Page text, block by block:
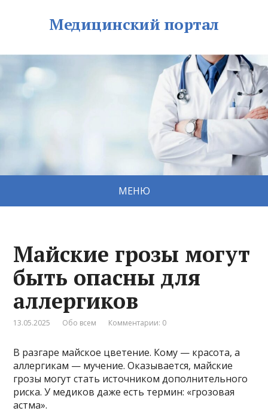
Медицинский портал
МЕНЮ
Майские грозы могут
быть опасны для
аллергиков
13.05.2025 Обо всем Комментарии: 0
В разгаре майское цветение. Кому — красота, а
аллергикам — мучение. Оказывается, майские
грозы могут стать источником дополнительного
риска. У медиков даже есть термин: «грозовая
астма».